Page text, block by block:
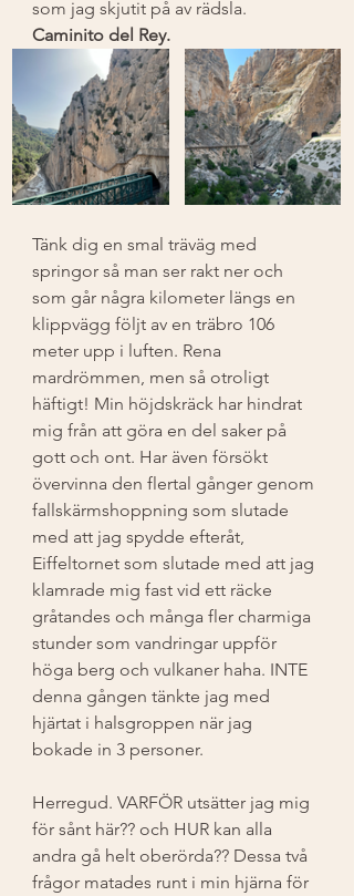
som jag skjutit på av rädsla.
Caminito del Rey.
Tänk dig en smal träväg med
springor så man ser rakt ner och
som går några kilometer längs en
klippvägg följt av en träbro 106
meter upp i luften. Rena
mardrömmen, men så otroligt
häftigt! Min höjdskräck har hindrat
mig från att göra en del saker på
gott och ont. Har även försökt
övervinna den flertal gånger genom
fallskärmshoppning som slutade
med att jag spydde efteråt,
Eiffeltornet som slutade med att jag
klamrade mig fast vid ett räcke
gråtandes och många fler charmiga
stunder som vandringar uppför
höga berg och vulkaner haha. INTE
denna gången tänkte jag med
hjärtat i halsgroppen när jag
bokade in 3 personer.
Herregud. VARFÖR utsätter jag mig
för sånt här?? och HUR kan alla
andra gå helt oberörda?? Dessa två
frågor matades runt i min hjärna för